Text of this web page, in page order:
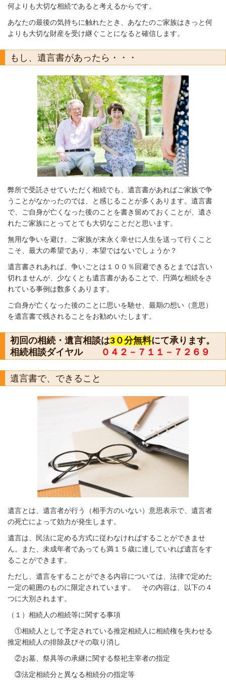
何よりも大切な相続であると考えるからです。
あなたの最後の気持ちに触れたとき、あなたのご家族はきっと何
よりも大切な財産を受け継ぐことになると確信します。
もし、遺言書があったら・・・
弊所で受託させていただく相続でも、遺言書があればご家族で争
うことがなかったのでは、と感じることが多くあります。遺言書
で、ご自身が亡くなった後のことを書き留めておくことが、遺さ
れたご家族にとってとても大切なことだと思います。
無用な争いを避け、ご家族が末永く幸せに人生を送って行くこと
こそ、最大の希望であり、本望ではないでしょうか？
遺言書されあれば、争いごとは１００％回避できるとまでは言い
切れませんが、少なくとも遺言書があることで、円満な相続をさ
れている事例は数多くあります。
ご自身が亡くなった後のことに思いを馳せ、最期の想い（意思）
を遺言書で残されることをお勧めいたします。
初回の相続・遺言相談は3０分無料にて承ります。
相続相談ダイヤル
０４２－７１１－７２６９
遺言書で、できること
遺言とは、遺言者が行う（相手方のいない） 意思表示で、遺言者
の死亡によって効力が発生します。
遺言は、民法に定める方式に従わなければすることができませ
ん。また、未成年者であっても満１５歳に達していれば遺言をす
ることができます。
ただし、遺言をすることができる内容については、法律で定めた
一定の範囲のものに限定されています。 その内容は、以下の４
つに大別されます。
（１）相続人の相続等に関する事項
①相続人として予定されている推定相続人に相続権を失わせる
推定相続人の排除及びその取り消し
②お墓、祭具等の承継に関する祭祀主宰者の指定
③法定相続分と異なる相続分の指定等